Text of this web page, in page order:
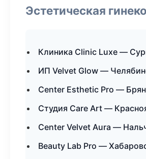
Эстетическая
Клиника Clinic Luxe —
ИП Velvet Glow —
Center Esthetic Pro —
Студия Care Art —
Center Velvet Aura —
Beauty Lab Pro —